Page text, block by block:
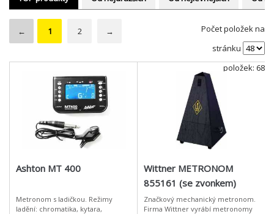
← 1 2 →
Počet položek na
stránku
položek: 68
Ashton MT 400
Metronom s ladičkou. Režimy
ladění: chromatika, kytara,
Wittner METRONOM
855161 (se zvonkem)
Značkový mechanický metronom.
Firma Wittner vyrábí metronomy